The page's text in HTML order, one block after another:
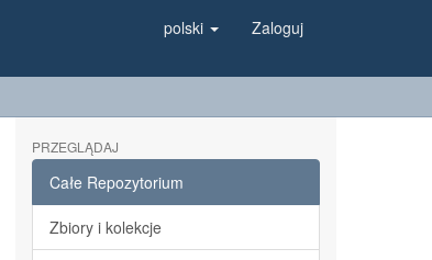
polski Zaloguj
PRZEGLĄDAJ
Całe Repozytorium
Zbiory i kolekcje